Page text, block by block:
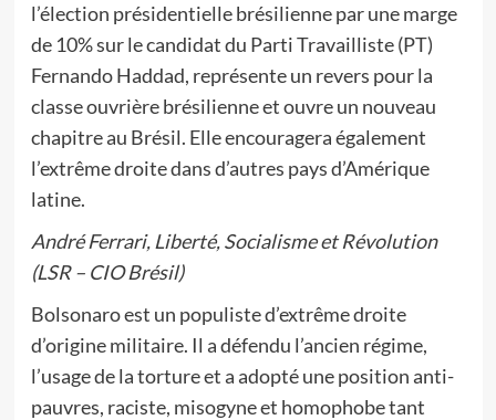
l’élection présidentielle brésilienne par une marge
de 10% sur le candidat du Parti Travailliste (PT)
Fernando Haddad, représente un revers pour la
classe ouvrière brésilienne et ouvre un nouveau
chapitre au Brésil. Elle encouragera également
l’extrême droite dans d’autres pays d’Amérique
latine.
André Ferrari, Liberté, Socialisme et Révolution
(LSR – CIO Brésil)
Bolsonaro est un populiste d’extrême droite
d’origine militaire. Il a défendu l’ancien régime,
l’usage de la torture et a adopté une position anti-
pauvres, raciste, misogyne et homophobe tant